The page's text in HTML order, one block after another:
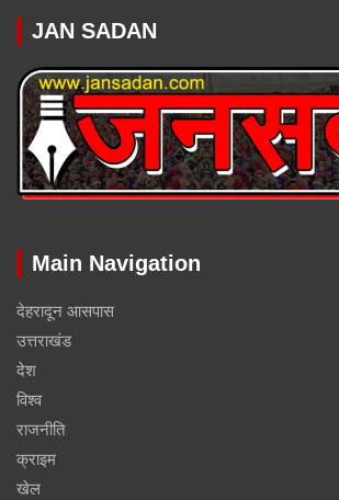
JAN SADAN
Main Navigation
देहरादून आसपास
उत्तराखंड
देश
विश्व
राजनीति
क्राइम
खेल